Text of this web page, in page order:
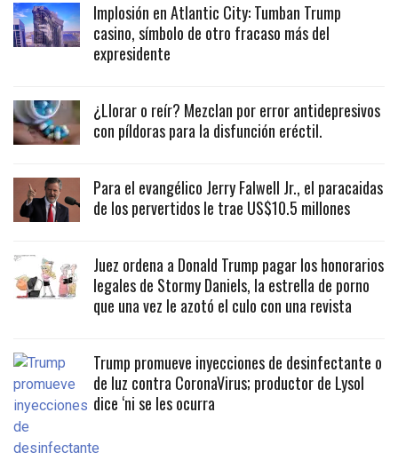
Implosión en Atlantic City: Tumban Trump
casino, símbolo de otro fracaso más del
expresidente
¿Llorar o reír? Mezclan por error antidepresivos
con píldoras para la disfunción eréctil.
Para el evangélico Jerry Falwell Jr., el paracaidas
de los pervertidos le trae US$10.5 millones
Juez ordena a Donald Trump pagar los honorarios
legales de Stormy Daniels, la estrella de porno
que una vez le azotó el culo con una revista
Trump promueve inyecciones de desinfectante o
de luz contra CoronaVirus; productor de Lysol
dice ‘ni se les ocurra